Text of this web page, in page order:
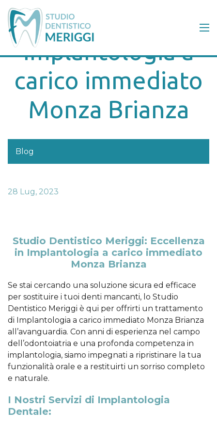
Implantologia a
carico immediato
Monza Brianza
Blog
28 Lug, 2023
Studio Dentistico Meriggi: Eccellenza
in Implantologia a carico immediato
Monza Brianza
Se stai cercando una soluzione sicura ed efficace
per sostituire i tuoi denti mancanti, lo Studio
Dentistico Meriggi è qui per offrirti un trattamento
di Implantologia a carico immediato Monza Brianza
all’avanguardia. Con anni di esperienza nel campo
dell’odontoiatria e una profonda competenza in
implantologia, siamo impegnati a ripristinare la tua
funzionalità orale e a restituirti un sorriso completo
e naturale.
I Nostri Servizi di Implantologia
Dentale: